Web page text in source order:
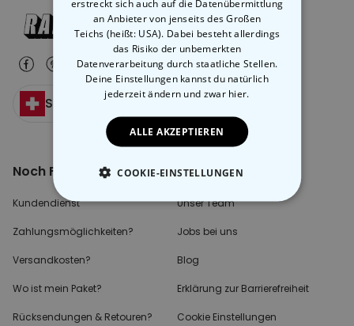
Schweiz
Noch Fragen?
Kundendienst
Zahlungsmöglichkeiten?
Versandkosten?
Wo ist mein Paket?
Rücksendungen & Retouren?
Über radbag
Unser Team
Jobs bei uns
Blog
Erklärung zur Barrierefreiheit
Cookie Einstellungen
erstreckt sich auch auf die Datenübermittlung
an Anbieter von jenseits des Großen
Teichs (heißt: USA). Dabei besteht allerdings
das Risiko der unbemerkten
Datenverarbeitung durch staatliche Stellen.
Deine Einstellungen kannst du natürlich
jederzeit ändern und zwar hier.
ALLE AKZEPTIEREN
COOKIE-EINSTELLUNGEN
ESSENTIELL
SONSTIGE